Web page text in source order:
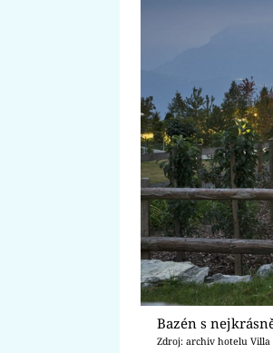
Bazén s
Zdroj: archiv hotelu Villa